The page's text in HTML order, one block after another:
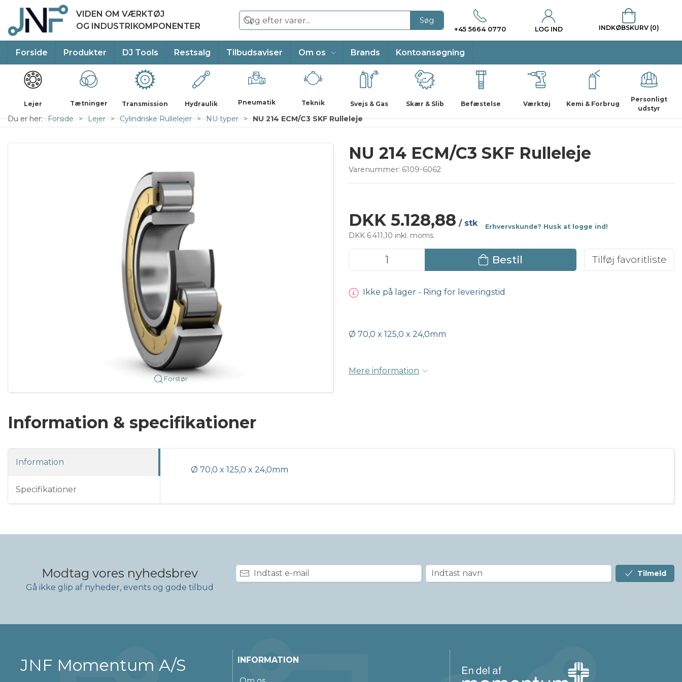
VIDEN OM VÆRKTØJ
OG INDUSTRIKOMPONENTER
Søg
+45 5664 0770 LOG IND INDKØBSKURV (0)
Forside Produkter DJ Tools Restsalg Tilbudsaviser Om os Brands Kontoansøgning
Lejer Tætninger Transmission Hydraulik Pneumatik Teknik Svejs & Gas Skær & Slib Befæstelse Værktøj Kemi & Forbrug
Personligt
udstyr
Du er her: Forside Lejer Cylindriske Rullelejer NU typer NU 214 ECM/C3 SKF Rulleleje
Forstør
NU 214 ECM/C3 SKF Rulleleje
Varenummer: 6109-6062
DKK 5.128,88 / stk Erhvervskunde? Husk at logge ind!
DKK 6.411,10 inkl. moms
Bestil Tilføj favoritliste
Ikke på lager - Ring for leveringstid
Ø 70,0 x 125,0 x 24,0mm
Mere information
Information & specifikationer
Information
Specifikationer
Ø 70,0 x 125,0 x 24,0mm
Modtag vores nyhedsbrev
Gå ikke glip af nyheder, events og gode tilbud
Tilmeld
JNF Momentum A/S INFORMATION